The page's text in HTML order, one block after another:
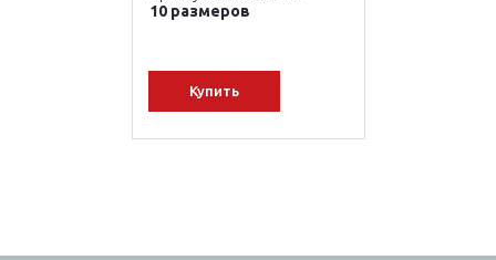
10 размеров
Купить